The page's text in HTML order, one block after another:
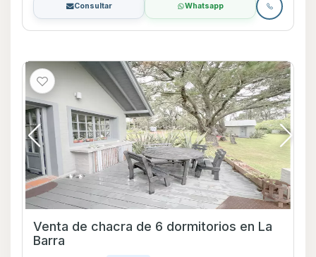
Consultar Whatsapp
Venta de chacra de 6 dormitorios en La
Barra